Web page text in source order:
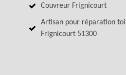
Couvreur Frignicourt
Artisan pour réparation
Frignicourt 51300